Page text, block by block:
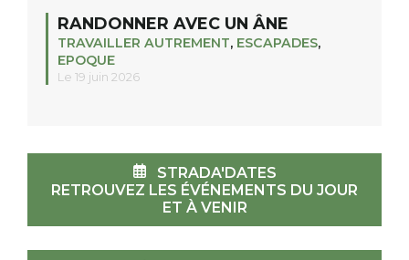
RANDONNER AVEC UN ÂNE
TRAVAILLER AUTREMENT, ESCAPADES,
EPOQUE
Le 19 juin 2026
STRADA'DATES
RETROUVEZ LES ÉVÉNEMENTS DU JOUR
ET À VENIR